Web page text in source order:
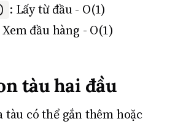
: Lấy từ đầu - O(1)
Xem đầu hàng - O(1)
tàu hai đầu
tàu có thể gắn thêm hoặc